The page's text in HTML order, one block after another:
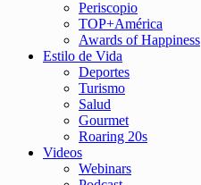
Periscopio
TOP+América
Awards of Happiness
Estilo de Vida
Deportes
Turismo
Salud
Gourmet
Roaring 20s
Videos
Webinars